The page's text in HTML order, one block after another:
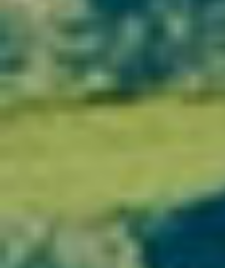
Sunday - A
and villages